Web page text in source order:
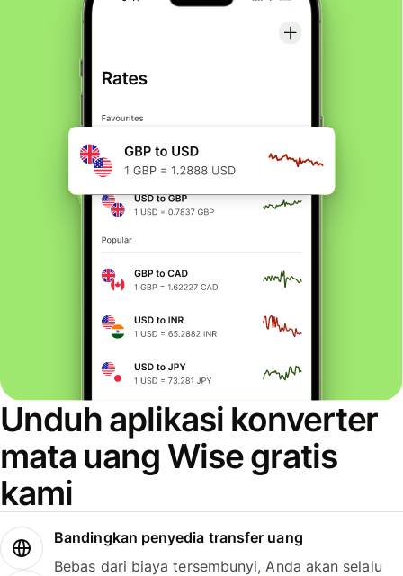
Unduh aplikasi konverter
mata uang Wise gratis
kami
Bandingkan penyedia transfer uang
Bebas dari biaya tersembunyi, Anda akan selalu